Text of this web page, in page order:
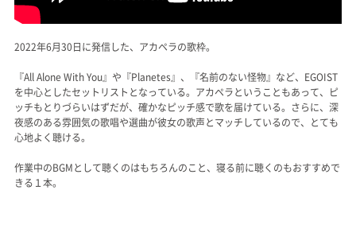
2022年6月30日に発信した、アカペラの歌枠。
『All Alone With You』や『Planetes』、『名前のない怪物』など、EGOIST
を中心としたセットリストとなっている。アカペラということもあって、ピ
ッチもとりづらいはずだが、確かなピッチ感で歌を届けている。さらに、深
夜感のある雰囲気の歌唱や選曲が彼女の歌声とマッチしているので、とても
心地よく聴ける。
作業中のBGMとして聴くのはもちろんのこと、寝る前に聴くのもおすすめで
きる１本。